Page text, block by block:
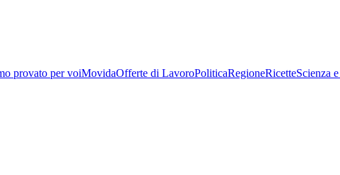
provato per voiMovidaOfferte di LavoroPoliticaRegioneRicetteScienza